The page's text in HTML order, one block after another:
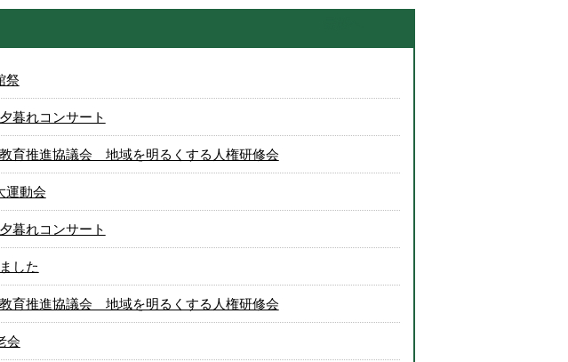
祭
暮れコンサート
育推進協議会 地域を明るくする人権研修会
運動会
暮れコンサート
した
育推進協議会 地域を明るくする人権研修会
会